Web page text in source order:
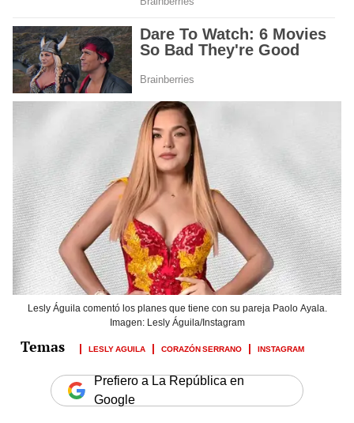
Lesly Águila comentó los planes que tiene con su pareja Paolo Ayala.
Imagen: Lesly Águila/Instagram
LESLY AGUILA CORAZÓN SERRANO INSTAGRAM
Prefiero a La República en
Google